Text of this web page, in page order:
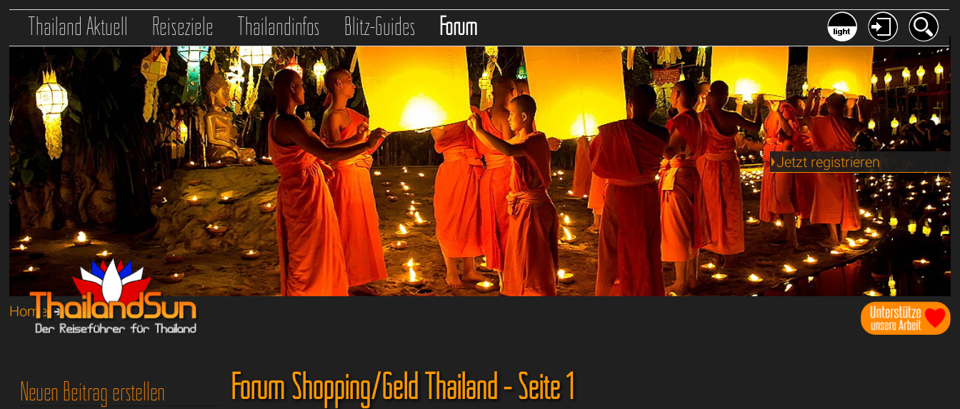
Thailand Aktuell Reiseziele Thailandinfos Blitz-Guides Forum
Jetzt registrieren
Home➔
Forum Shopping/Geld Thailand - Seite 1
Neuen Beitrag erstellen